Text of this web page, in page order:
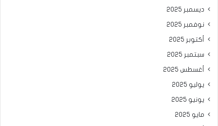
ديسمبر 2025
نوفمبر 2025
أكتوبر 2025
سبتمبر 2025
أغسطس 2025
يوليو 2025
يونيو 2025
مايو 2025